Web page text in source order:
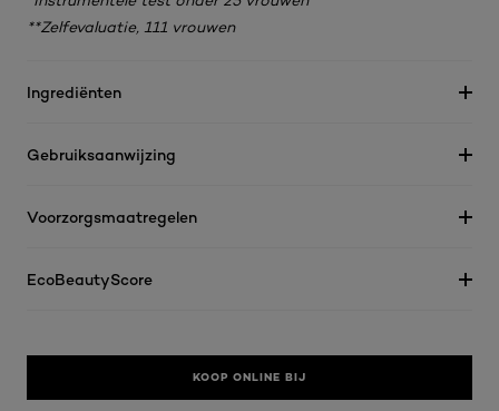
**Zelfevaluatie, 111 vrouwen
Ingrediënten
Gebruiksaanwijzing
Voorzorgsmaatregelen
EcoBeautyScore
KOOP ONLINE BIJ